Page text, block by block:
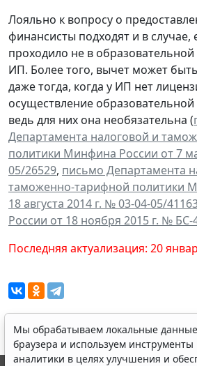
Лояльно к вопросу о
финансисты подходят и в случае,
проходило не в
ИП. Более того, вычет может
даже тогда, когда у ИП нет
осуществление образовательной
ведь для них она необязательна (
Департамента налоговой и
политики Минфина России от 7
05/26529, письмо Департамента
таможенно-тарифной политики
18 августа 2014 г. № 03-04-05/
России от 18 ноября 2015 г. № БС-
Последняя актуализация: 20
Мы обрабатываем локальные данные
браузера и используем инструменты
аналитики в целях улучшения и